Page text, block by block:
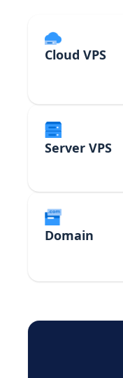
Cloud VPS
Server VPS
Domain